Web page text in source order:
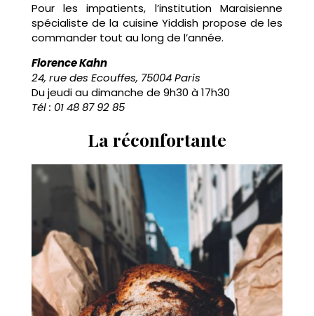
Pour les impatients, l’institution Maraisienne
spécialiste de la cuisine Yiddish propose de les
commander tout au long de l’année.
Florence Kahn
24, rue des Ecouffes, 75004 Paris
Du jeudi au dimanche de 9h30 à 17h30
Tél : 01 48 87 92 85
La réconfortante